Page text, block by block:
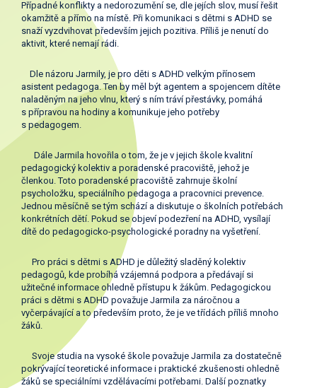
Případné konflikty a nedorozumění se, dle jejích slov, musí řešit
okamžitě a přímo na místě. Při komunikaci s dětmi s ADHD se
snaží vyzdvihovat především jejich pozitiva. Příliš je nenutí do
aktivit, které nemají rádi.
Dle názoru Jarmily, je pro děti s ADHD velkým přínosem
asistent pedagoga. Ten by měl být agentem a spojencem dítěte
naladěným na jeho vlnu, který s ním tráví přestávky, pomáhá
s přípravou na hodiny a komunikuje jeho potřeby
s pedagogem.
Dále Jarmila hovořila o tom, že je v jejich škole kvalitní
pedagogický kolektiv a poradenské pracoviště, jehož je
členkou. Toto poradenské pracoviště zahrnuje školní
psycholožku, speciálního pedagoga a pracovnici prevence.
Jednou měsíčně se tým schází a diskutuje o školních potřebách
konkrétních dětí. Pokud se objeví podezření na ADHD, vysílají
dítě do pedagogicko-psychologické poradny na vyšetření.
Pro práci s dětmi s ADHD je důležitý sladěný kolektiv
pedagogů, kde probíhá vzájemná podpora a předávají si
užitečné informace ohledně přístupu k žákům. Pedagogickou
práci s dětmi s ADHD považuje Jarmila za náročnou a
vyčerpávající a to především proto, že je ve třídách příliš mnoho
žáků.
Svoje studia na vysoké škole považuje Jarmila za dostatečně
pokrývající teoretické informace i praktické zkušenosti ohledně
žáků se speciálními vzdělávacími potřebami. Další poznatky